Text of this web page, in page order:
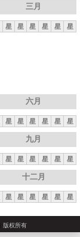
三月
星 星 星 星 星 星
六月
星 星 星 星 星 星
九月
星 星 星 星 星 星
十二月
星 星 星 星 星 星
版权所有